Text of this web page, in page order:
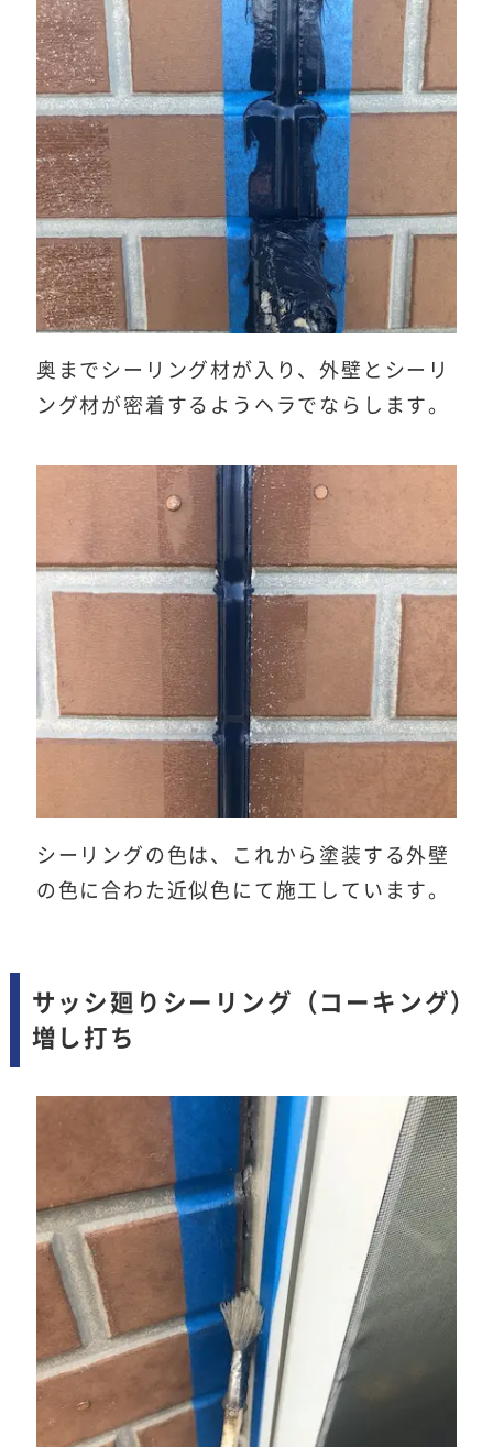
奥までシーリング材が入り、外壁とシーリ
ング材が密着するようヘラでならします。
シーリングの色は、これから塗装する外壁
の色に合わた近似色にて施工しています。
サッシ廻りシーリング（コーキング）
増し打ち